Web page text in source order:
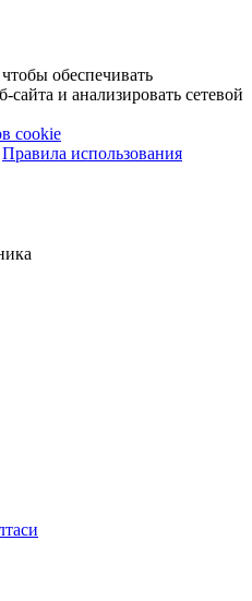
обеспечивать
и анализировать сетевой
cookie
Правила использования